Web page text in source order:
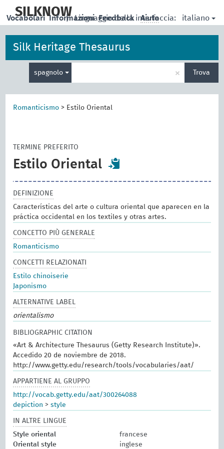
main
SILKNOW
| Linguaggio della interfaccia: italiano
Vocabolari Informazioni Feedback Aiuto
Silk Heritage Thesaurus
spagnolo
per
la
× Trova
Romanticismo > Estilo Oriental
TERMINE PREFERITO
Estilo Oriental
DEFINIZIONE
Características del arte o cultura oriental que aparecen en la
práctica occidental en los textiles y otras artes.
CONCETTO PIÙ GENERALE
Romanticismo
CONCETTI RELAZIONATI
Estilo chinoiserie
Japonismo
ALTERNATIVE LABEL
orientalismo
BIBLIOGRAPHIC CITATION
«Art & Architecture Thesaurus (Getty Research Institute)».
Accedido 20 de noviembre de 2018.
http://www.getty.edu/research/tools/vocabularies/aat/
APPARTIENE AL GRUPPO
http://vocab.getty.edu/aat/300264088
depiction >style
IN ALTRE LINGUE
Style oriental
francese
Oriental style
inglese